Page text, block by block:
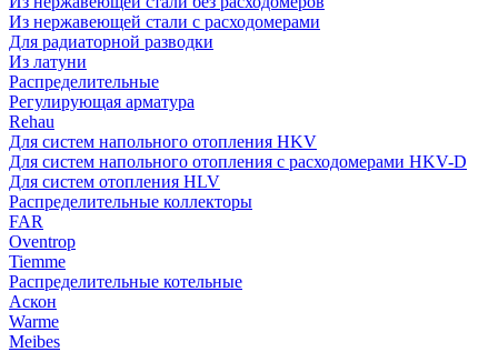
Из нержавеющей стали с расходомерами
Для радиаторной разводки
Из латуни
Распределительные
Регулирующая арматура
Rehau
Для систем напольного отопления HKV
Для систем напольного отопления с расходомерами HKV-D
Для систем отопления HLV
Распределительные коллекторы
FAR
Oventrop
Tiemme
Распределительные котельные
Аскон
Warme
Meibes